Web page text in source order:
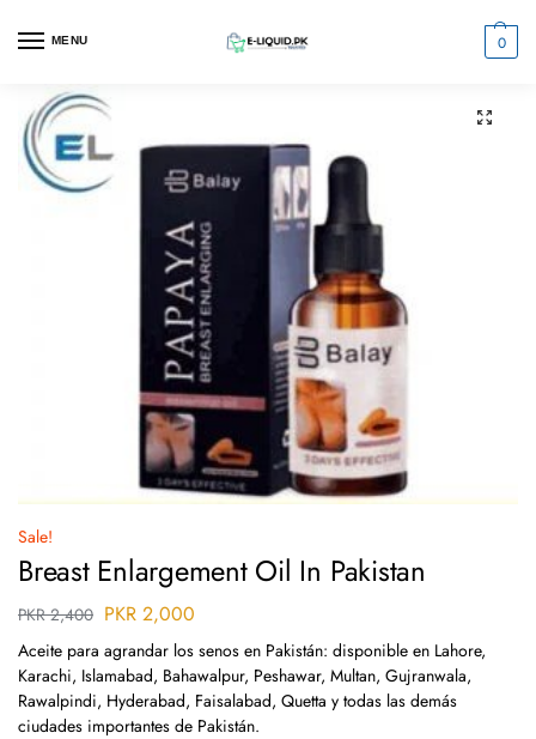
MENU 0
Sale!
Breast Enlargement Oil In Pakistan
PKR2,400 PKR 2,000
Aceite para agrandar los senos en Pakistán: disponible en Lahore,
Karachi, Islamabad, Bahawalpur, Peshawar, Multan, Gujranwala,
Rawalpindi, Hyderabad, Faisalabad, Quetta y todas las demás
ciudades importantes de Pakistán.